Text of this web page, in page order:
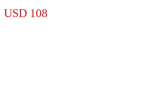
USD 108